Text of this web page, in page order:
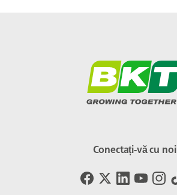
Conectați-vă cu noi